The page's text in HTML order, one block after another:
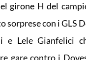
girone H del
sorprese con i GLS
e Lele Gianfelici
gare contro i